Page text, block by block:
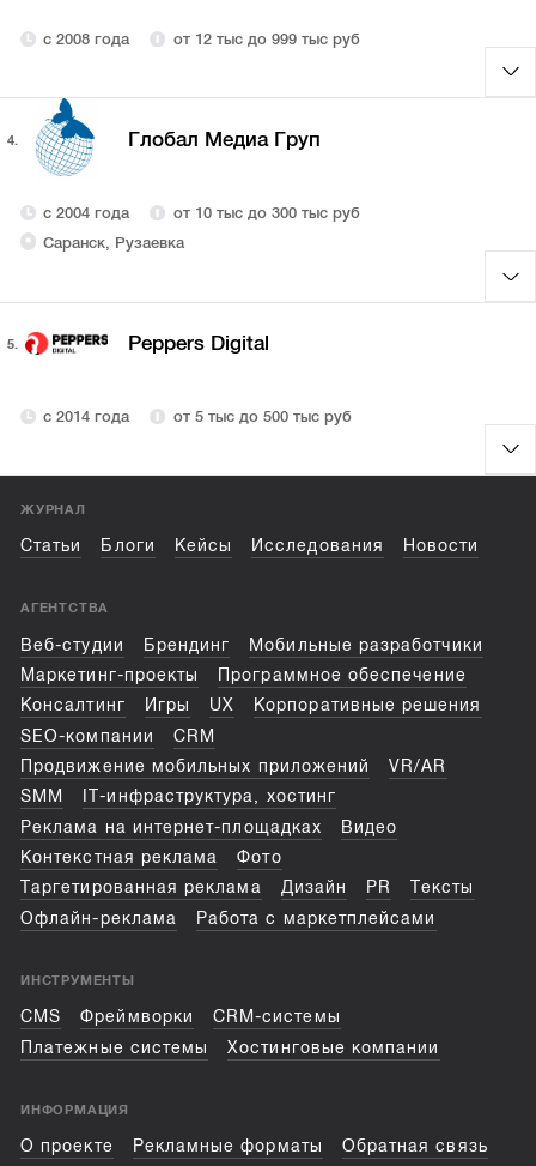
с 2008 года от 12 тыс до 999 тыс руб
4. Глобал Медиа Груп
с 2004 года
от 10 тыс до 300 тыс руб
Саранск, Рузаевка
5. Peppers Digital
с 2014 года от 5 тыс до 500 тыс руб
ЖУРНАЛ
Статьи Блоги Кейсы Исследования Новости
АГЕНТСТВА
Веб-студии Брендинг
Мобильные разработчики
Маркетинг-проекты
Программное обеспечение
Консалтинг
Игры UX
Корпоративные решения
SEO-компании
CRM
Продвижение мобильных приложений
VR/AR
SMM
IT-инфраструктура, хостинг
Реклама на интернет-площадках
Видео
Контекстная реклама
Фото
Таргетированная реклама
Дизайн PR
Тексты
Офлайн-реклама
Работа с маркетплейсами
ИНСТРУМЕНТЫ
CMS Фреймворки
CRM-системы
Платежные системы
Хостинговые компании
ИНФОРМАЦИЯ
О проекте Рекламные форматы
Обратная связь